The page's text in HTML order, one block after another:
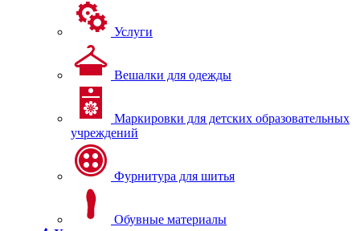
Услуги
Вешалки для одежды
Маркировки для детских образовательных
учреждений
Фурнитура для шитья
Обувные материалы